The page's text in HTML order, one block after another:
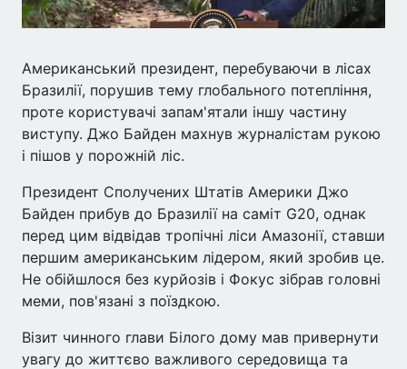
Американський президент, перебуваючи в лісах
Бразилії, порушив тему глобального потепління,
проте користувачі запам'ятали іншу частину
виступу. Джо Байден махнув журналістам рукою
і пішов у порожній ліс.
Президент Сполучених Штатів Америки Джо
Байден прибув до Бразилії на саміт G20, однак
перед цим відвідав тропічні ліси Амазонії, ставши
першим американським лідером, який зробив це.
Не обійшлося без курйозів і Фокус зібрав головні
меми, пов'язані з поїздкою.
Візит чинного глави Білого дому мав привернути
увагу до життєво важливого середовища та